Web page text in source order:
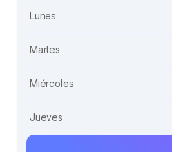
Lunes
Martes
Miércoles
Jueves